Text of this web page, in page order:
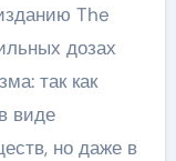
The
дозах
так как
виде
но даже в